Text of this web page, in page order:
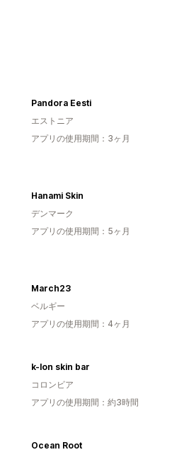
Pandora Eesti
エストニア
アプリの使用期間：3ヶ月
Hanami Skin
デンマーク
アプリの使用期間：5ヶ月
March23
ベルギー
アプリの使用期間：4ヶ月
k-lon skin bar
コロンビア
アプリの使用期間：約3時間
Ocean Root